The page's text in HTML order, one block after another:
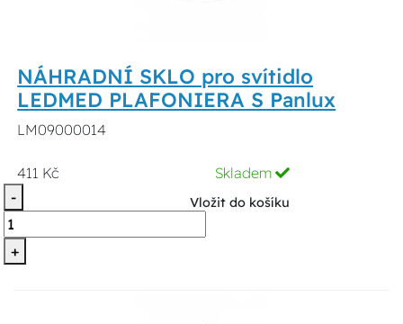
NÁHRADNÍ SKLO pro svítidlo
LEDMED PLAFONIERA S Panlux
LM09000014
411 Kč
Skladem
-
+
Vložit do košíku